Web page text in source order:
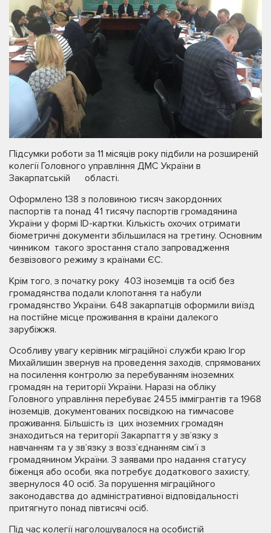
Підсумки роботи за 11 місяців року підбили на розширеній
колегії Головного управління ДМС України в
Закарпатській області.
Оформлено 138 з половиною тисяч закордонних
паспортів та понад 41 тисячу паспортів громадянина
України у формі ID-картки. Кількість охочих отримати
біометричні документи збільшилася на третину. Основним
чинником такого зростання стало запровадження
безвізового режиму з країнами ЄС.
Крім того, з початку року 403 іноземців та осіб без
громадянства подали клопотання та набули
громадянство України. 648 закарпатців оформили виїзд
на постійне місце проживання в країни далекого
зарубіжжя.
Особливу увагу керівник міграційної служби краю Ігор
Михайлишин звернув на проведення заходів, спрямованих
на посилення контролю за перебуванням іноземних
громадян на території України. Наразі на обліку
Головного управління перебуває 2455 іммігрантів та 1968
іноземців, документованих посвідкою на тимчасове
проживання. Більшість із цих іноземних громадян
знаходиться на території Закарпаття у зв’язку з
навчанням та у зв’язку з возз’єднанням сім’ї з
громадянином України. З заявами про надання статусу
біженця або особи, яка потребує додаткового захисту,
звернулося 40 осіб. За порушення міграційного
законодавства до адміністративної відповідальності
притягнуто понад півтисячі осіб.
Під час колегії наголошувалося на особистій